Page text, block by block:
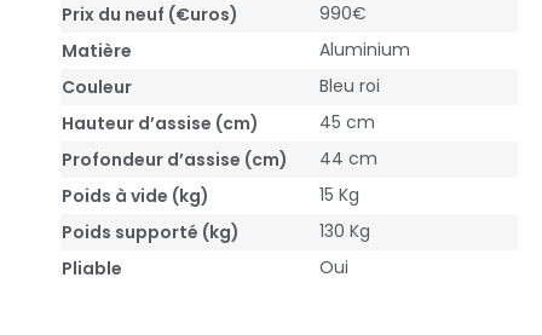
Prix du neuf (€uros)
990€
Matière
Aluminium
Couleur
Bleu roi
Hauteur d’assise (cm)
45 cm
Profondeur d’assise (cm)
44 cm
Poids à vide (kg)
15 Kg
Poids supporté (kg)
130 Kg
Pliable
Oui